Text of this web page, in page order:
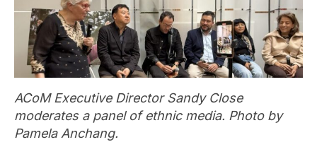
ACoM Executive Director Sandy Close
moderates a panel of ethnic media. Photo by
Pamela Anchang.